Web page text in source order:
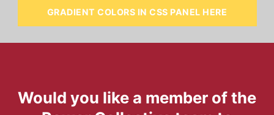
GRADIENT COLORS IN CSS PANEL HERE
Would you like a member of the